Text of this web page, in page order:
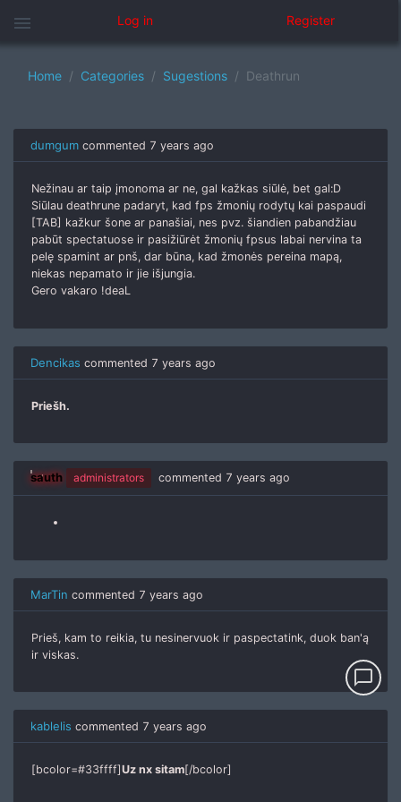
menu Log in Register
Home Categories Sugestions Deathrun
dumgum commented 7 years ago
Nežinau ar taip įmonoma ar ne, gal kažkas siūlė, bet gal:D
Siūlau deathrune padaryt, kad fps žmonių rodytų kai paspaudi
[TAB] kažkur šone ar panašiai, nes pvz. šiandien pabandžiau
pabūt spectatuose ir pasižiūrėt žmonių fpsus labai nervina ta
pelę spamint ar pnš, dar būna, kad žmonės pereina mapą,
niekas nepamato ir jie išjungia.
Gero vakaro !deaL
Dencikas commented 7 years ago
Priešh.
sauth administrators commented 7 years ago
MarTin commented 7 years ago
Prieš, kam to reikia, tu nesinervuok ir paspectatink, duok ban'ą
ir viskas.
kablelis commented 7 years ago
[bcolor=#33ffff]Uz nx sitam[/bcolor]
chat_bubble_outline